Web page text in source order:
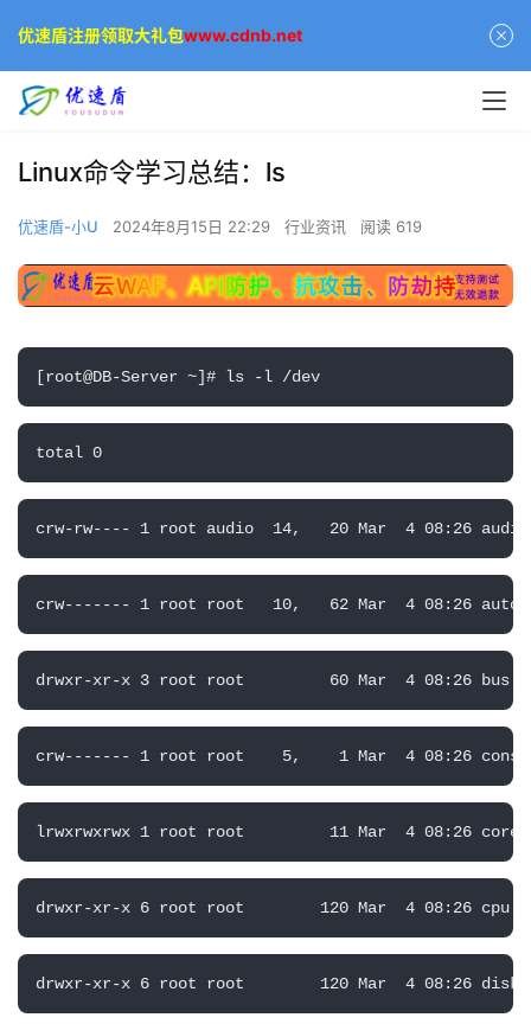
Linux命令学习总结：ls
优速盾-小U 2024年8月15日 22:29 行业资讯 阅读 619
[root@DB-Server ~]# ls -l /dev
total 0
crw-rw---- 1 root audio  14,   20 Mar  4 08:26
crw------- 1 root root   10,   62 Mar  4 08:26
drwxr-xr-x 3 root root         60 Mar  4 08:26 bus
crw------- 1 root root    5,    1 Mar  4 08:26
lrwxrwxrwx 1 root root         11 Mar  4 08:26
drwxr-xr-x 6 root root        120 Mar  4 08:26 cpu
drwxr-xr-x 6 root root        120 Mar  4 08:26 disk
优速盾注册领取大礼包www.cdnb.net